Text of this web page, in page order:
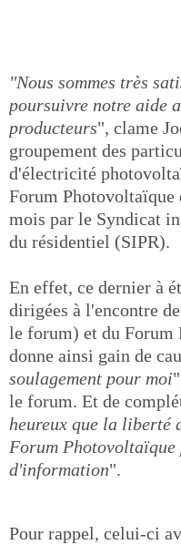
"Nous sommes très
poursuivre notre aide
producteurs", clame
groupement des
d'électricité
Forum Photovoltaïque
mois par le Syndicat
du résidentiel (SIPR).
En effet, ce dernier à
dirigées à l'encontre
le forum) et du Forum
donne ainsi gain de
soulagement pour moi
le forum. Et de
heureux que la liberté
Forum
d'information".
Pour rappel, celui-ci